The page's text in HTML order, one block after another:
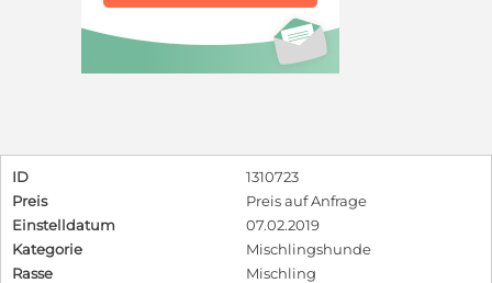
ID
1310723
Preis
Preis auf Anfrage
Einstelldatum
07.02.2019
Kategorie
Mischlingshunde
Rasse
Mischling